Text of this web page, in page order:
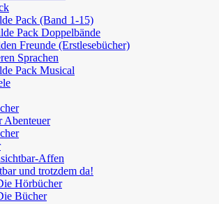
Pack (Band 1-15)
Pack Doppelbände
Freunde (Erstlesebücher)
Sprachen
Pack Musical
Abenteuer
Affen
und trotzdem da!
Hörbücher
Bücher